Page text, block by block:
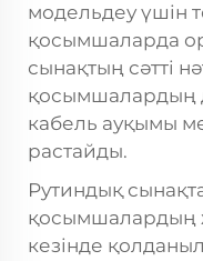
модельдеу үшін
қосымшаларда
сынақтың сәтті
қосымшалардың
кабель ауқымы
растайды.
Рутиндық
қосымшалардың
кезінде